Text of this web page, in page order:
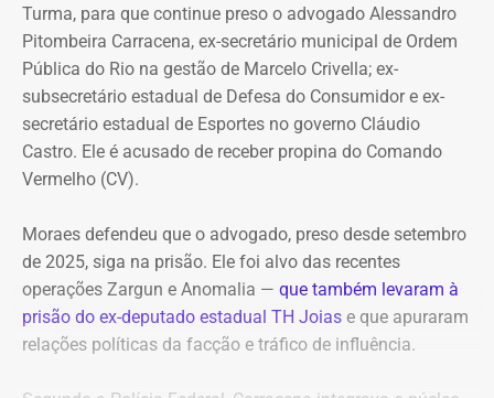
Zona Sul instaurou um inquérito após receber do
Ministério Público do Rio (MPRJ) uma notícia de fato que
apontava um possível estupro contra uma adolescente de
17 anos durante o pré-carnaval deste ano.
A investigação está em andamento e tramita sob sigilo.
que ocorreria na sexta-feira (07), foi adiada para a
próxima quinta-feira (13).
Com informações do portal “g1”.
Turma, para que continue preso o advogado Alessandro
Pitombeira Carracena, ex-secretário municipal de Ordem
Pública do Rio na gestão de Marcelo Crivella; ex-
subsecretário estadual de Defesa do Consumidor e ex-
secretário estadual de Esportes no governo Cláudio
Castro. Ele é acusado de receber propina do Comando
Vermelho (CV).
Moraes defendeu que o advogado, preso desde setembro
de 2025, siga na prisão. Ele foi alvo das recentes
operações Zargun e Anomalia — que também levaram à
prisão do ex-deputado estadual TH Joias e que apuraram
relações políticas da facção e tráfico de influência.